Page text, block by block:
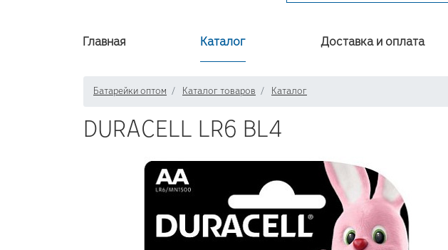
Главная Каталог Доставка и оплата
Батарейки оптом Каталог товаров Каталог
DURACELL LR6 BL4